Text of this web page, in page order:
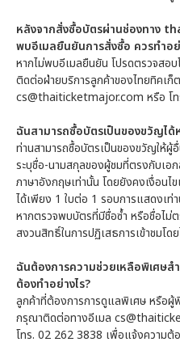
หลังจากสั่งซื้อบัตรผ่านช่องทาง
พบอีเมลยืนยันการสั่งซื้อ ควรทำอย่
หากไม่พบอีเมลยืนยัน โปรดตรวจสอ
ติดต่อฝ่ายบริการลูกค้าของไทยทิคเก็
cs@thaiticketmajor.com หรือ โ
ฉันสามารถซื้อบัตรเป็นของขวัญได้
ท่านสามารถซื้อบัตรเป็นของขวัญให้ผู้
ระบุชื่อ-นามสกุลของผู้ชมที่ตรงกับเอ
ภาษาอังกฤษเท่านั้น โดยยังคงเงื่อนไ
ได้เพียง 1 ใบต่อ 1 รอบการแสดงเท่
หากตรวจพบบัตรที่มีชื่อซ้ำ หรือชื่อไม่
สงวนสิทธิ์ในการปฏิเสธการเข้าชมโด
ฉันต้องการความช่วยเหลือพิเศษส
ต้องทำอย่างไร?
ลูกค้าที่ต้องการการดูแลพิเศษ หรือผู้
กรุณาติดต่อทางอีเมล
โทร. 02 262 3838 เพื่อแจ้งความต้